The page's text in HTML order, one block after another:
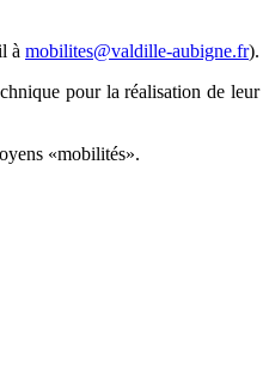
à mobilites@valdille-aubigne.fr).
pour la réalisation de leur
«mobilités».